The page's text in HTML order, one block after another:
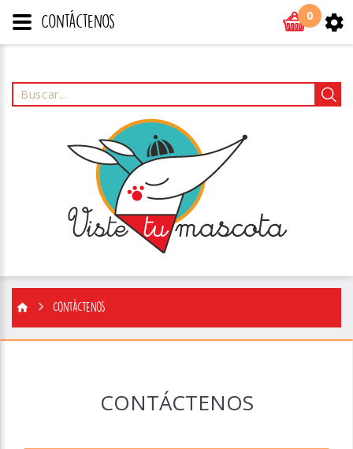
0
Contáctenos
CONTÁCTENOS
Contáctenos